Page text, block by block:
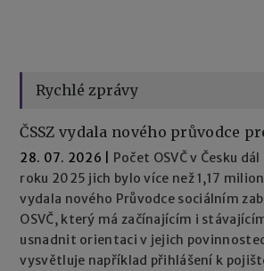
Rychlé zprávy
ČSSZ vydala nového průvodce
28. 07. 2026
Počet OSVČ v Česku
roku 2025 jich bylo více než 1,17
vydala nového Průvodce sociálním
OSVČ, který má začínajícím i
usnadnit orientaci v jejich
vysvětluje například přihlášení k